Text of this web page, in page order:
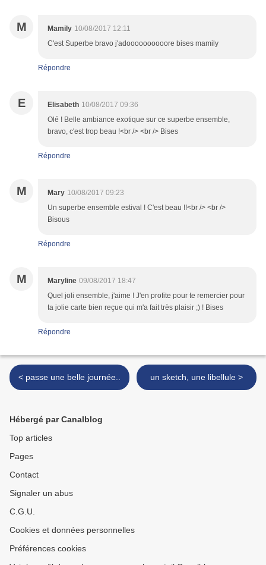
M Mamily 10/08/2017 12:11
C'est Superbe bravo j'adoooooooooore bises mamily
Répondre
E Elisabeth 10/08/2017 09:36
Olé ! Belle ambiance exotique sur ce superbe ensemble,
bravo, c'est trop beau !<br /> <br /> Bises
Répondre
M Mary 10/08/2017 09:23
Un superbe ensemble estival ! C'est beau !!<br /> <br />
Bisous
Répondre
M Maryline 09/08/2017 18:47
Quel joli ensemble, j'aime ! J'en profite pour te remercier pour
ta jolie carte bien reçue qui m'a fait très plaisir ;) ! Bises
Répondre
< passe une belle journée.. un sketch, une libellule >
Hébergé par Canalblog
Top articles
Pages
Contact
Signaler un abus
C.G.U.
Cookies et données personnelles
Préférences cookies